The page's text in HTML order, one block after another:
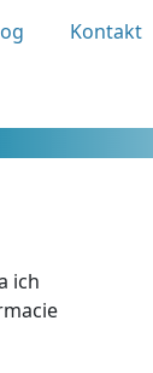
Kontakt
ich